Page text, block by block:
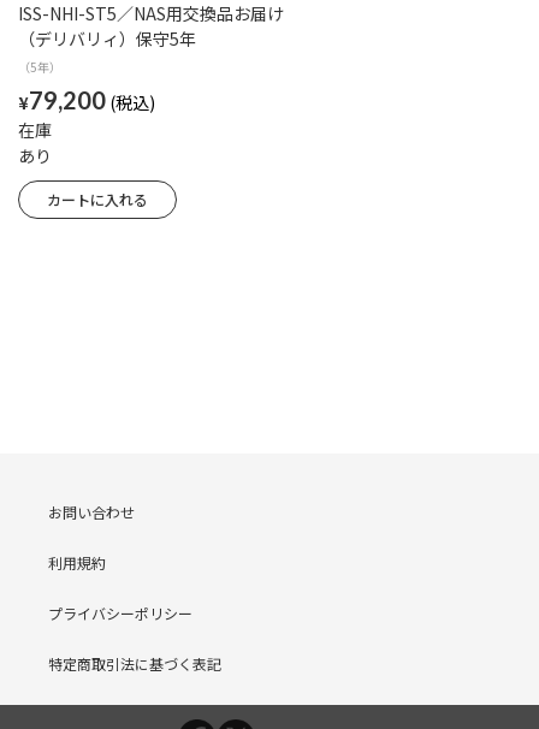
ISS-NHI-ST5／NAS用交換品お届け
（デリバリィ）保守5年
（5年）
¥79,200
在庫
あり
お問い合わせ
利用規約
プライバシーポリシー
特定商取引法に基づく表記